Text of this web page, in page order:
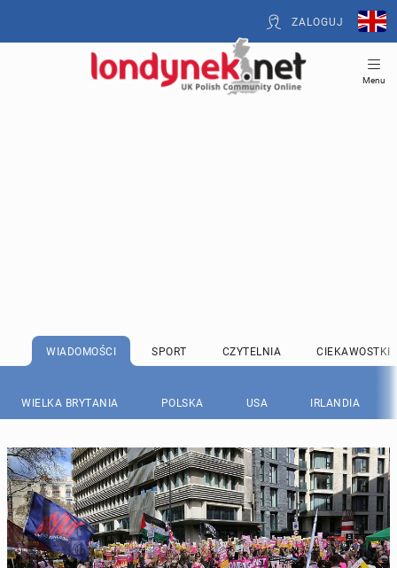
ZALOGUJ
Menu
WIADOMOŚCI SPORT CZYTELNIA CIEKAWOSTKI
WIELKA BRYTANIA POLSKA USA IRLANDIA